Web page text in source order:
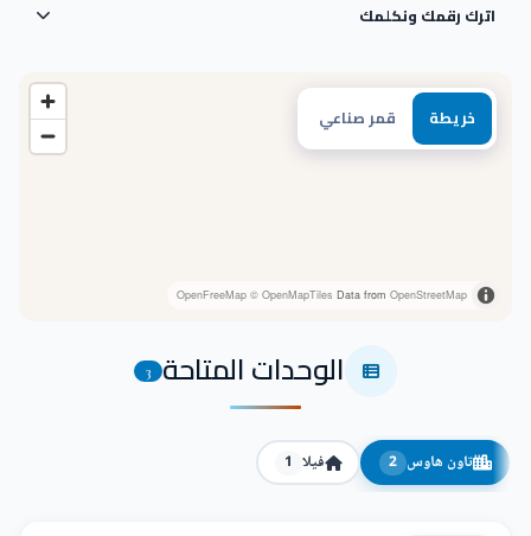
خريطة قمر صناعي
OpenFreeMap © OpenMapTiles Data from OpenStreetMap
اترك رقمك ونكلمك
الوحدات المتاحة 3
تاون هاوس 2 فيلا 1